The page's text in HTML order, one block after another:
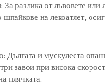
разлика от лъвовете или
шпайкове на лекоатлет,
Дългата и мускулеста
завои при висока
плячката.